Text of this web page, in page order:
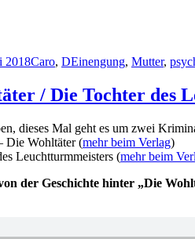
2018Caro, DEinengung, Mutter,
/ Die Tochter des
dieses Mal geht es um zwei
Die Wohltäter (mehr beim Verlag)
Leuchtturmmeisters (mehr beim
der Geschichte hinter „Die